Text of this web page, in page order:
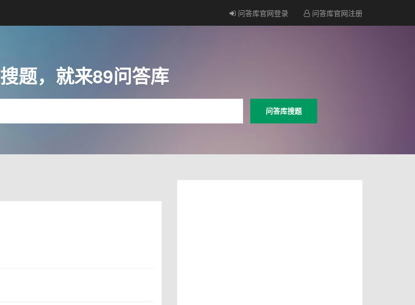
问答库官网登录 问答库官网注册
搜题，就来89问答库
问答库搜题